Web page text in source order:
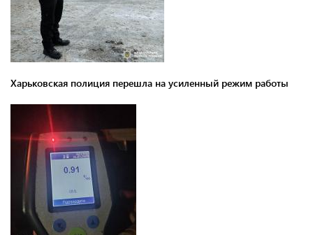
Харьковская полиция перешла на усиленный режим работы